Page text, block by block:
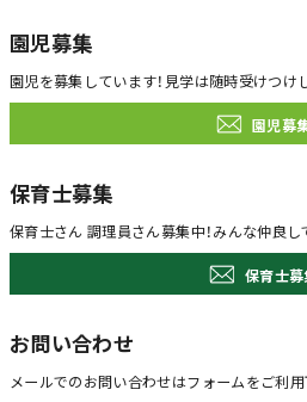
園児募集
園児を募集しています！ 見学は随時受けつけ
園児募
保育士募集
保育士さん 調理員さん募集中！みんな仲良し
保育士募
お問い合わせ
メールでのお問い合わせはフォームをご利用